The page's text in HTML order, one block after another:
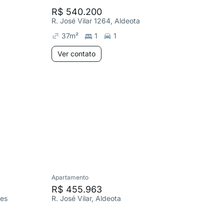
R$ 540.200
R. José Vilar 1264, Aldeota
37m² 1 1
Ver contato
Apartamento
R$ 455.963
R. José Vilar, Aldeota